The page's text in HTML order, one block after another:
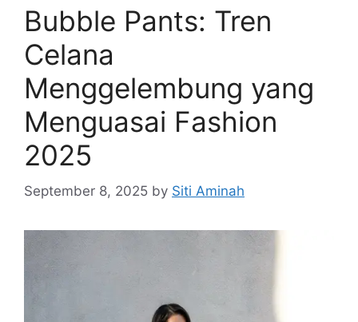
Bubble Pants: Tren
Celana
Menggelembung yang
Menguasai Fashion
2025
September 8, 2025 by Siti Aminah